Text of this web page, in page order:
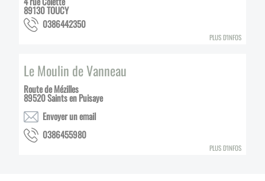
89130TOUCY
0532446830
PLUS D'INFOS
Le Moulin de Vanneau
Route de Mézilles
89520Saints en Puisaye
Envoyer un email
0895546830
PLUS D'INFOS